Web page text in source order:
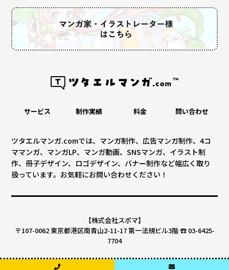
サービス 制作実績 料金 問い合わせ
ツタエルマンガ.comでは、マンガ制作、広告マンガ制作、4コ
ママンガ、マンガLP、マンガ動画、SNSマンガ、イラスト制
作、冊子デザイン、ロゴデザイン、バナー制作など幅広く取り
扱っています。お気軽にお問い合わせください！
【株式会社スポマ】
〒107-0062 東京都港区南青山2-11-17 第一法規ビル3階 ☎ 03-6425-
7704